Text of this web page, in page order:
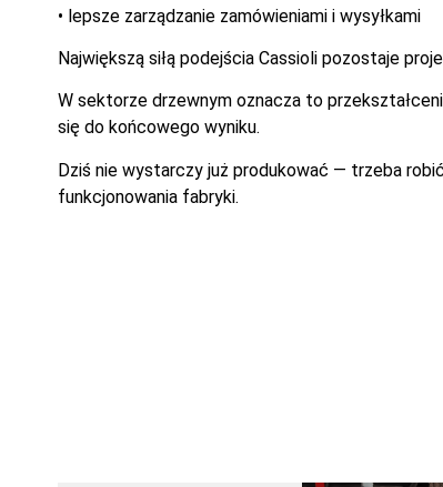
• lepsze zarządzanie zamówieniami i wysyłkami
Największą siłą podejścia Cassioli pozostaje
W sektorze drzewnym oznacza to
się do końcowego wyniku.
Dziś nie wystarczy już produkować — trzeba
funkcjonowania fabryki.